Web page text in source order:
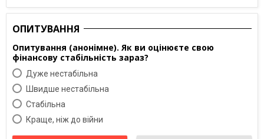
ОПИТУВАННЯ
Опитування (анонімне). Як ви оцінюєте свою
фінансову стабільність зараз?
Дуже нестабільна
Швидше нестабільна
Cтабільна
Краще, ніж до війни